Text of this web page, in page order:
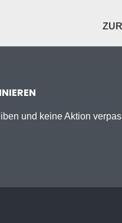
und keine Aktion